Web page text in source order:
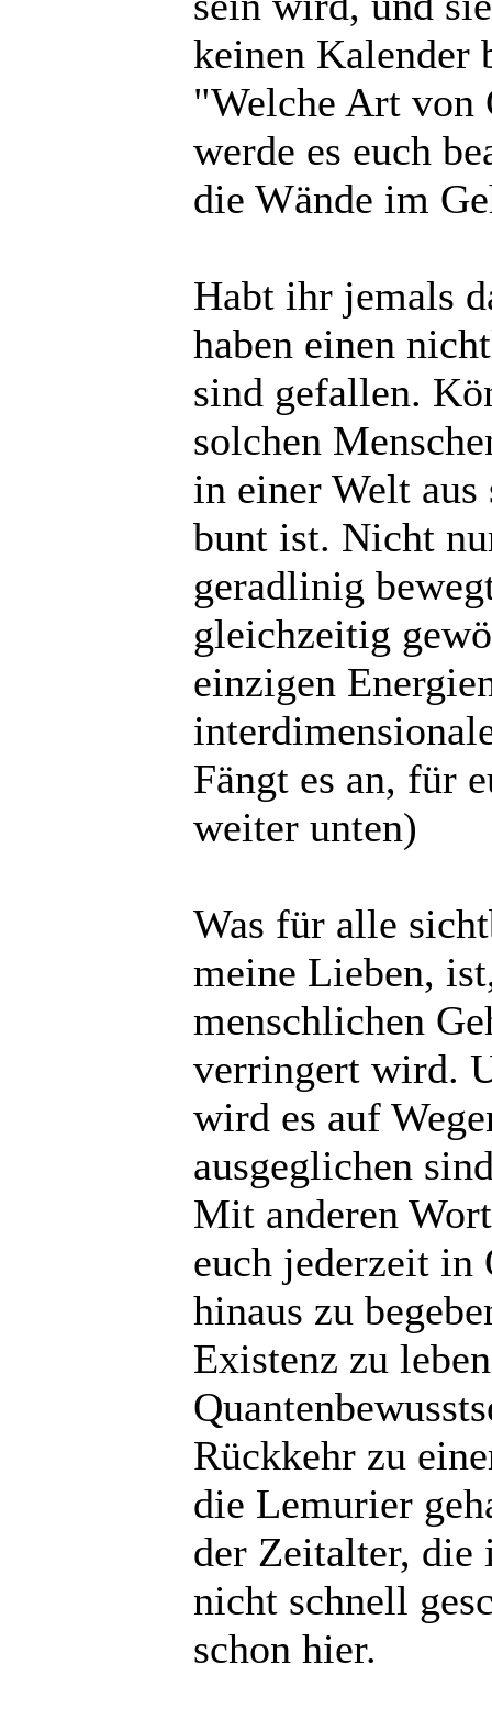
keinen Kalender
"Welche Art von
werde es euch
die Wände im
Habt ihr jemals
haben einen
sind gefallen.
solchen
in einer Welt
bunt ist. Nicht
geradlinig
gleichzeitig
einzigen
Fängt es an, für
weiter unten)
Was für alle
meine Lieben,
menschlichen
verringert wird.
wird es auf
ausgeglichen
Mit anderen
euch jederzeit in
hinaus zu
Existenz zu
Rückkehr zu
die Lemurier
der Zeitalter, die
nicht schnell
schon hier.